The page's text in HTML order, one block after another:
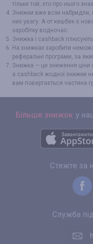
тільки той, хто про нього
Знижки вже всім набридли,
них увагу. А от кешбек є
заробітку водночас.
Знижка і cashback
На знижках заробити
реферальні програми, за
Знижка — це зниження ціни
а cashback жодної знижки
вам повертається частина
Більше знижок у
Стежте за
Служба